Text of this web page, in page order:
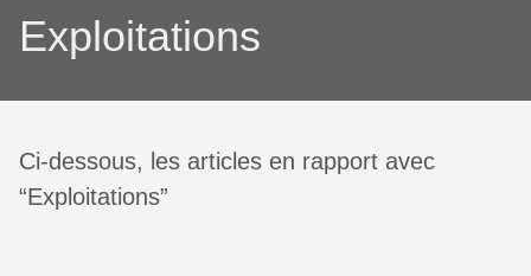
Exploitations
Ci-dessous, les articles en rapport avec
“Exploitations”